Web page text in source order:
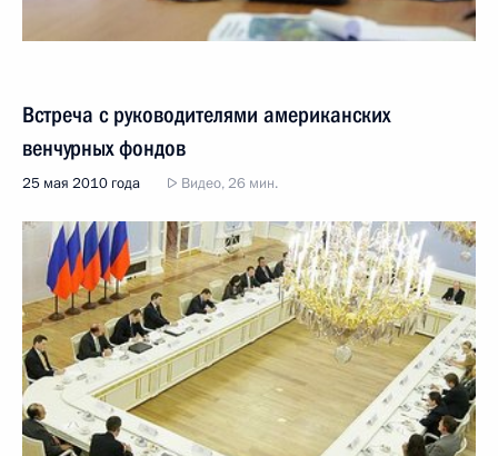
Встреча с руководителями американских
венчурных фондов
25 мая 2010 года Видео, 26 мин.